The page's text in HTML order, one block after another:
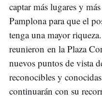
captar más lugares y
Pamplona para que el
tenga una mayor
reunieron en la Plaza
nuevos puntos de vista
reconocibles y
continuarán con su